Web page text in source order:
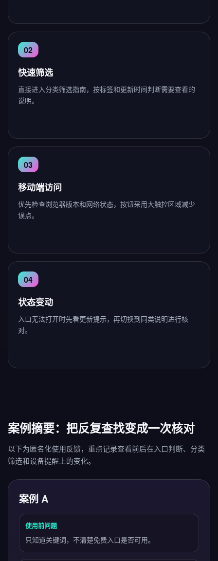
快速筛选
直接进入分类筛选指南，按标签和更新时间判断需要查看的
说明。
移动端访问
优先检查浏览器版本和网络状态，按钮采用大触控区域减少
误点。
状态变动
入口无法打开时先看更新提示，再切换到同类说明进行核
对。
案例摘要：把反复查找变成一次核对
以下为匿名化使用反馈，重点记录查看前后在入口判断、分类
筛选和设备提醒上的变化。
案例 A
使用前问题
只知道关键词，不清楚免费入口是否可用。